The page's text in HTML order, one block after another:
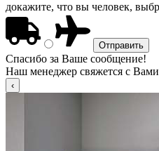
докажите, что вы человек,
Спасибо за Ваше сообщение!
Наш менеджер свяжется с